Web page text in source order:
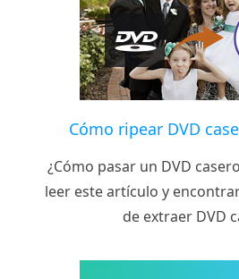
Cómo ripear DVD
¿Cómo pasar un DVD
leer este artículo y
de extraer DVD